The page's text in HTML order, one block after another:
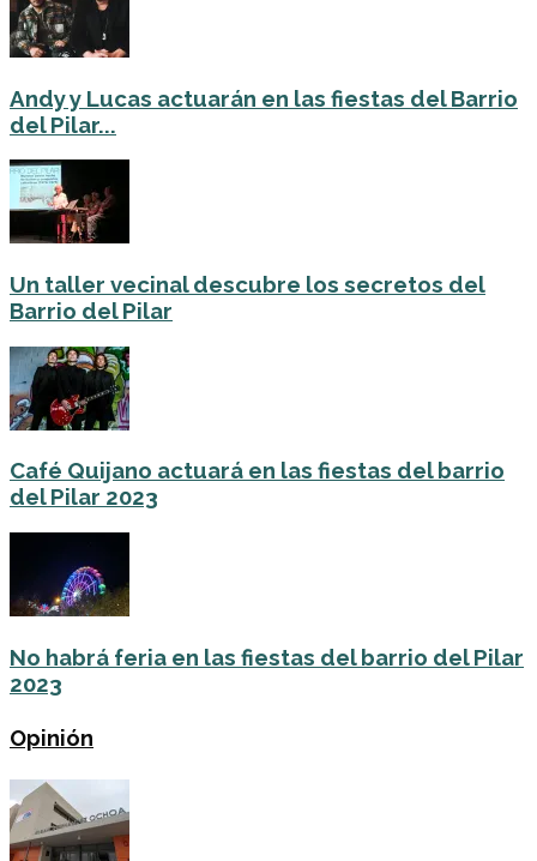
Andy y Lucas actuarán en las fiestas del Barrio
del Pilar...
Un taller vecinal descubre los secretos del
Barrio del Pilar
Café Quijano actuará en las fiestas del barrio
del Pilar 2023
No habrá feria en las fiestas del barrio del Pilar
2023
Opinión